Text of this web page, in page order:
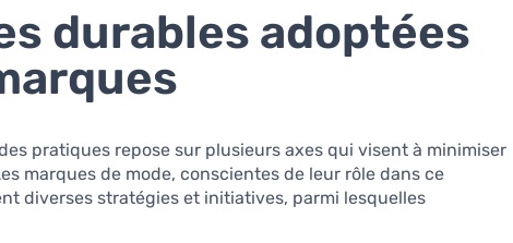
durables adoptées
pratiques repose sur plusieurs axes qui visent à minimiser
marques de mode, conscientes de leur rôle dans ce
diverses stratégies et initiatives, parmi lesquelles :